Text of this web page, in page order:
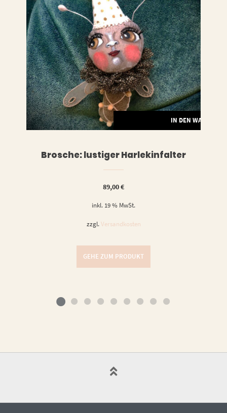
IN DEN
Brosche: lustiger Harlekinfalter
89,00€
inkl. 19 % MwSt.
zzgl. Versandkosten
GEHE ZUM PRODUKT